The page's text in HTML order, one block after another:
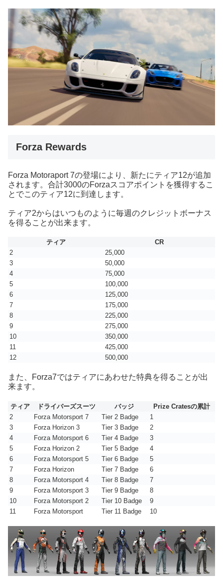
Forza Rewards
Forza Motoraport 7の登場により、新たにティア12が追加
されます。合計3000のForzaスコアポイントを獲得するこ
とでこのティア12に到達します。
ティア2からはいつものように毎週のクレジットボーナス
を得ることが出来ます。
ティア
CR
2
25,000
3
50,000
4
75,000
5
100,000
6
125,000
7
175,000
8
225,000
9
275,000
10
350,000
11
425,000
12
500,000
また、Forza7ではティアにあわせた特典を得ることが出
来ます。
ティア ドライバーズスーツ バッジ
Prize Cratesの累計
2
Forza Motorsport 7 Tier 2 Badge
1
3
Forza Horizon 3 Tier 3 Badge
2
4
Forza Motorsport 6 Tier 4 Badge
3
5
Forza Horizon 2 Tier 5 Badge
4
6
Forza Motorsport 5 Tier 6 Badge
5
7
Forza Horizon Tier 7 Badge
6
8
Forza Motorsport 4 Tier 8 Badge
7
9
Forza Motorsport 3 Tier 9 Badge
8
10
Forza Motorsport 2 Tier 10 Badge
9
11
Forza Motorsport Tier 11 Badge 10